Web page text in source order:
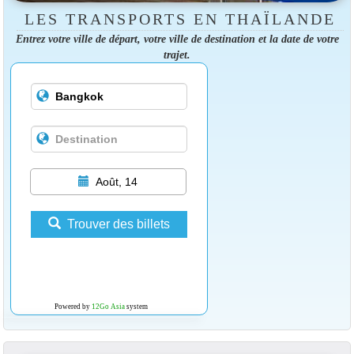
LES TRANSPORTS EN THAÏLANDE
Entrez votre ville de départ, votre ville de destination et la date de votre
trajet.
Août, 14
Trouver des billets
Powered by 12Go Asiasystem